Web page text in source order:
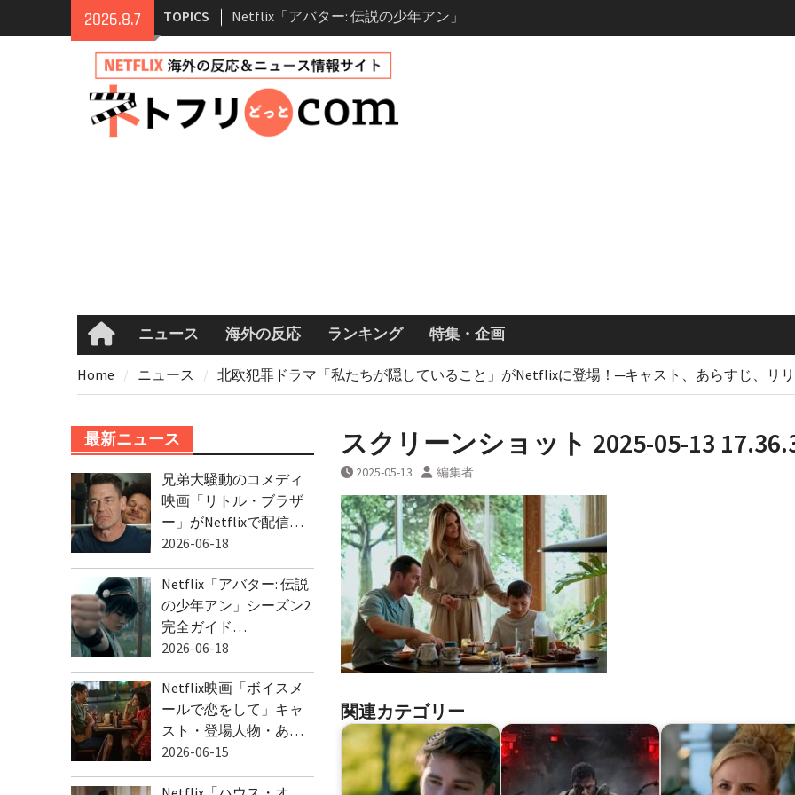
2026.8.7 TOPICS
Netflix映画「ボイスメールで恋をし
て」キャスト・登場人物・あらすじ
まとめ｜ゾーイ・ドゥイッチ主演ロ
マコメ
Netflix「ハウス・オブ・ギネス」シ
ーズン2が更新決定！2027年撮影開始
Homeニュース 海外の反応 ランキング 特集・企画
Home ニュース 北欧犯罪ドラマ「私たちが隠していること」がNetflixに登場！─キャスト、あらすじ、リ
スクリーンショット 2025-05-13
2025-05-13 編集者
関連カテゴリー
最新ニュース
兄弟大騒動のコメディ
映画「リトル・ブラザ
ー」がNetflixで配信…
2026-06-18
Netflix「アバター: 伝説
の少年アン」シーズン2
完全ガイド…
2026-06-18
Netflix映画「ボイスメ
ールで恋をして」キャ
スト・登場人物・あ…
2026-06-15